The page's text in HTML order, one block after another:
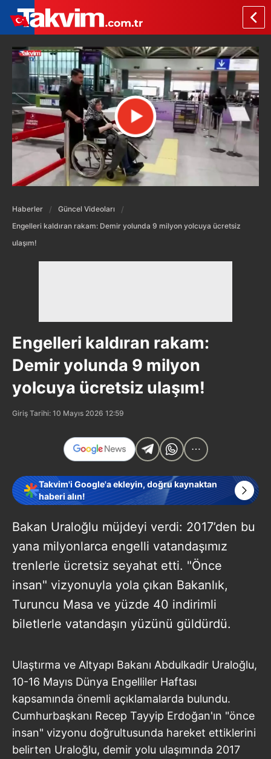
Haberler
Güncel Videoları
Engelleri kaldıran rakam: Demir yolunda 9 milyon yolcuya ücretsiz
ulaşım!
Engelleri kaldıran rakam:
Demir yolunda 9 milyon
yolcuya ücretsiz ulaşım!
Giriş Tarihi: 10 Mayıs 2026 12:59
Takvim'i Google'a ekleyin, doğru kaynaktan
haberi alın!
Bakan Uraloğlu müjdeyi verdi: 2017’den bu
yana milyonlarca engelli vatandaşımız
trenlerle ücretsiz seyahat etti. "Önce
insan" vizyonuyla yola çıkan Bakanlık,
Turuncu Masa ve yüzde 40 indirimli
biletlerle vatandaşın yüzünü güldürdü.
Ulaştırma ve Altyapı Bakanı Abdulkadir Uraloğlu,
10-16 Mayıs Dünya Engelliler Haftası
kapsamında önemli açıklamalarda bulundu.
Cumhurbaşkanı Recep Tayyip Erdoğan'ın "önce
insan" vizyonu doğrultusunda hareket ettiklerini
belirten Uraloğlu, demir yolu ulaşımında 2017